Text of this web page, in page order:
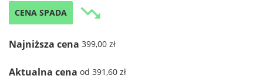
CENA SPADA trending_down
Najniższa cena 399,00 zł
Aktualna cena od 391,60 zł